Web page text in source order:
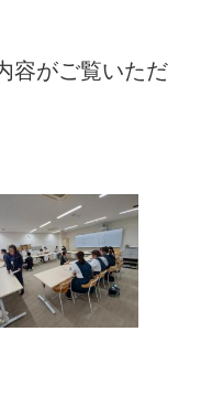
容がご覧いただ